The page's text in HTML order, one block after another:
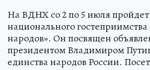
На ВДНХ со 2 по 5 июля пройдет
национального
народов». Он посвящен
президентом Владимиром
единства народов России.